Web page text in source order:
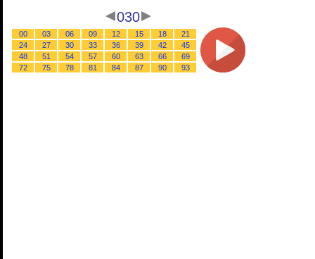
030
00 03 06 09 12 15 18
21
24
27 30 33 36 39 42
45
48
51 54 57 60 63 66
69
72
75 78 81 84 87 90 93